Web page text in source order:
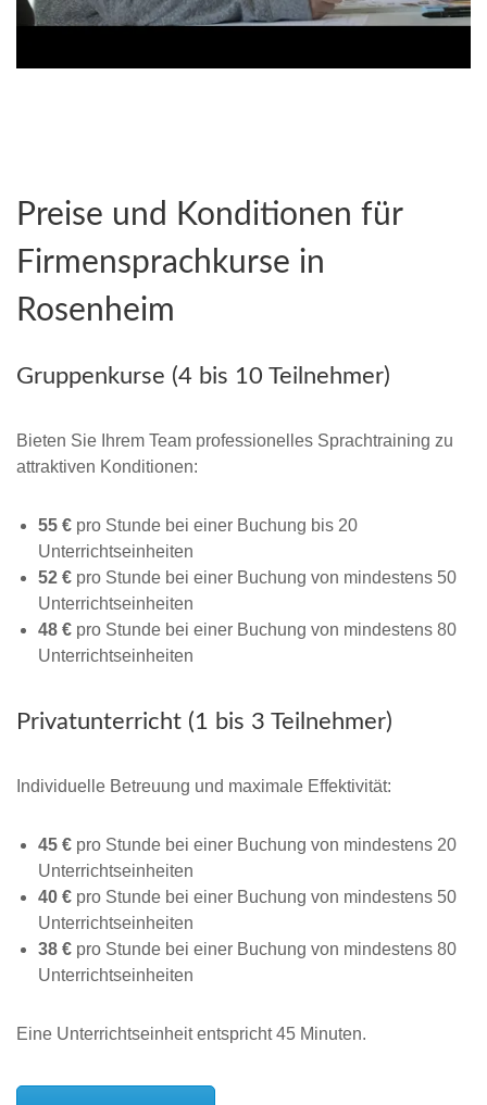
Preise und Konditionen für
Firmensprachkurse in
Rosenheim
Gruppenkurse (4 bis 10 Teilnehmer)
Bieten Sie Ihrem Team professionelles Sprachtraining zu
attraktiven Konditionen:
55 € pro Stunde bei einer Buchung bis 20
Unterrichtseinheiten
52 € pro Stunde bei einer Buchung von mindestens 50
Unterrichtseinheiten
48 € pro Stunde bei einer Buchung von mindestens 80
Unterrichtseinheiten
Privatunterricht (1 bis 3 Teilnehmer)
Individuelle Betreuung und maximale Effektivität:
45 € pro Stunde bei einer Buchung von mindestens 20
Unterrichtseinheiten
40 € pro Stunde bei einer Buchung von mindestens 50
Unterrichtseinheiten
38 € pro Stunde bei einer Buchung von mindestens 80
Unterrichtseinheiten
Eine Unterrichtseinheit entspricht 45 Minuten.